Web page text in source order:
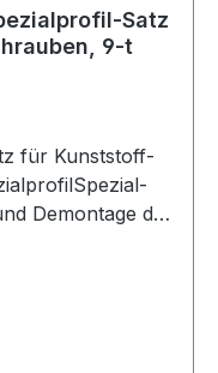
Satz
9-t
für Kunststoff-
Demontage der